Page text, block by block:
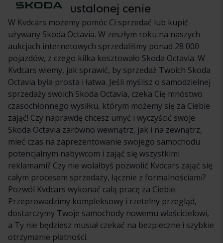
ustalonej cenie
W Kvdcars możemy pomóc Ci sprzedać lub kupić
używany Skoda Octavia. W zeszłym roku na naszych
aukcjach internetowych sprzedaliśmy ponad 28 000
pojazdów, z czego kilka kosztowało Skoda Octavia. W
Kvdcars wiemy, jak sprawić, by sprzedaż Twoich Skoda
Octavia była prosta i łatwa. Jeśli myślisz o samodzielnej
sprzedaży swoich Skoda Octavia, czeka Cię mnóstwo
czasochłonnego wysiłku, którym możemy się za Ciebie
zająć! Czy naprawdę chcesz umyć i wyczyścić swoje
Skoda Octavia zarówno wewnątrz, jak i na zewnątrz,
mieć czas na zaprezentowanie swojego samochodu
potencjalnym nabywcom i zająć się wszystkimi
reklamami? Czy nie wolałbyś pozwolić Kvdcars zająć się
całym procesem sprzedaży, łącznie z formalnościami?
Pozwól Kvdcars wykonać całą pracę za Ciebie.
Przeprowadzimy kompleksowy i rzetelny przegląd,
dostarczymy Twoje samochody nowemu właścicielowi,
a Ty nie będziesz musiał czekać na bezpieczne i szybkie
otrzymanie płatności.